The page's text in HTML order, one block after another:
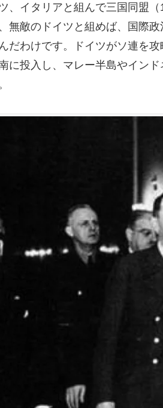
、イタリアと組んで三国同盟
無敵のドイツと組めば、国際
だわけです。ドイツがソ連を
に投入し、マレー半島やイン